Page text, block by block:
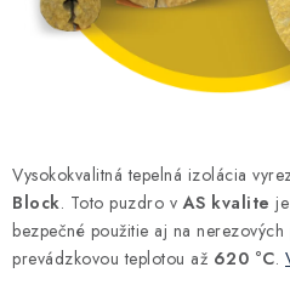
Komíny a dymovody
Filtrovanie a úprava vody
Záhrada a závlaha
Vysokokvalitná tepelná izolácia
Block. Toto puzdro vAS kvalite
bezpečné použitie aj na
prevádzkovou teplotou až 620 °C.